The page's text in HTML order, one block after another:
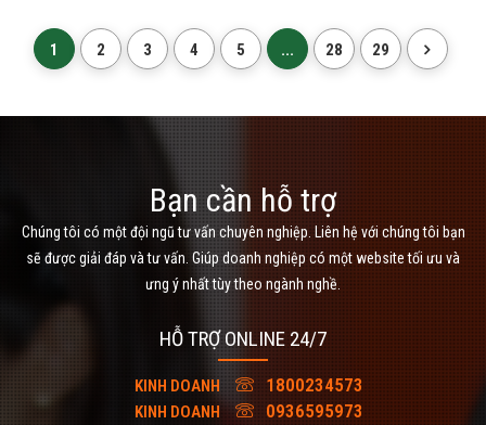
1 2 3 4 5 ... 28 29
Bạn cần hỗ trợ
Chúng tôi có một đội ngũ tư vấn chuyên nghiệp. Liên hệ với chúng tôi bạn
sẽ được giải đáp và tư vấn. Giúp doanh nghiệp có một website tối ưu và
ưng ý nhất tùy theo ngành nghề.
HỖ TRỢ ONLINE 24/7
KINH DOANH 1800234573
KINH DOANH 0936595973